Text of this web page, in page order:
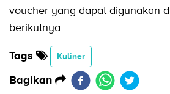
voucher yang dapat digunakan
berikutnya.
Tags Kuliner
Bagikan